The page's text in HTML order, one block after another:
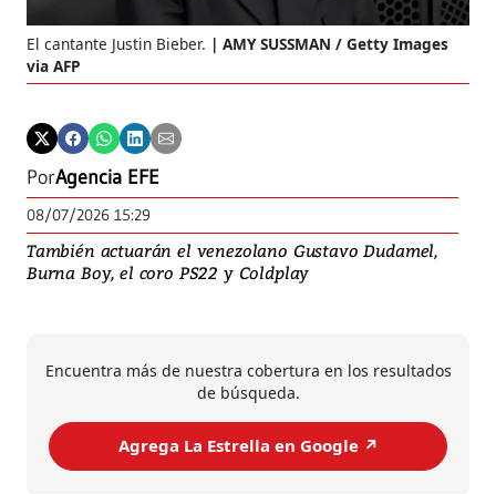
El cantante Justin Bieber.
AMY SUSSMAN / Getty Images
via AFP
PorAgencia EFE
08/07/2026 15:29
También actuarán el venezolano Gustavo Dudamel,
Burna Boy, el coro PS22 y Coldplay
Encuentra más de nuestra cobertura en los resultados
de búsqueda.
Agrega La Estrella en Google ↗️